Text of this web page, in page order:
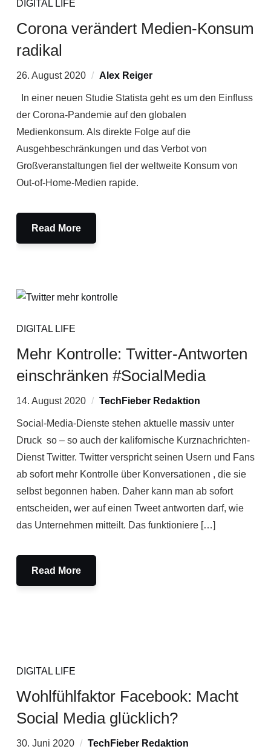
DIGITAL LIFE
Corona verändert Medien-Konsum
radikal
26. August 2020 Alex Reiger
In einer neuen Studie Statista geht es um den Einfluss
der Corona-Pandemie auf den globalen
Medienkonsum. Als direkte Folge auf die
Ausgehbeschränkungen und das Verbot von
Großveranstaltungen fiel der weltweite Konsum von
Out-of-Home-Medien rapide.
Read More
DIGITAL LIFE
Mehr Kontrolle: Twitter-Antworten
einschränken #SocialMedia
14. August 2020 TechFieber Redaktion
Social-Media-Dienste stehen aktuelle massiv unter
Druck so – so auch der kalifornische Kurznachrichten-
Dienst Twitter. Twitter verspricht seinen Usern und Fans
ab sofort mehr Kontrolle über Konversationen , die sie
selbst begonnen haben. Daher kann man ab sofort
entscheiden, wer auf einen Tweet antworten darf, wie
das Unternehmen mitteilt. Das funktioniere […]
Read More
DIGITAL LIFE
Wohlfühlfaktor Facebook: Macht
Social Media glücklich?
30. Juni 2020 TechFieber Redaktion